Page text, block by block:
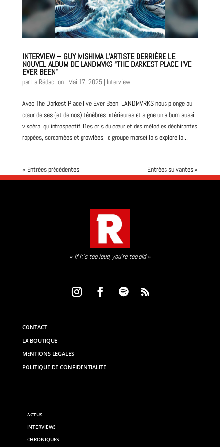
INTERVIEW – GUY MISHIMA L’ARTISTE DERRIÈRE LE
NOUVEL ALBUM DE LANDMVKS “THE DARKEST PLACE I’VE
EVER BEEN”
par La Rédaction| Mai 17, 2025| Interview
Avec The Darkest Place I’ve Ever Been, LANDMVRKS nous plonge au
cœur de ses (et de nos) ténèbres intérieures et signe un album aussi
viscéral qu’introspectif. Des cris du cœur et des mélodies déchirantes
rappées, screamées et growlées, le groupe marseillais explore la...
« Entrées précédentes Entrées suivantes »
« If it’s too loud, you’re too old »
CONTACT
LA BOUTIQUE
MENTIONS LÉGALES
POLITIQUE DE CONFIDENTIALITE
ACTUS
INTERVIEWS
CHRONIQUES